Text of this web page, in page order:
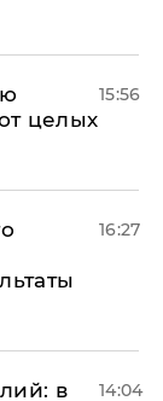
целых
15:56
16:27
в
14:04